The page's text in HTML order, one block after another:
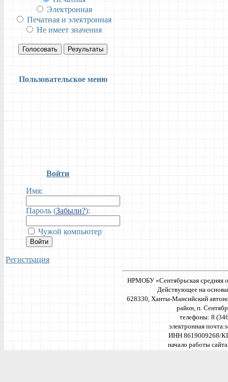
Электронная
Печатная и электронная
Не имеет значения
Голосовать Результаты
Пользовательское меню
Войти
Имя:
Пароль (Забыли?):
Чужой компьютер
Войти
Регистрация
НРМОБУ «Сентябрьская средняя
Действующее на
628330, Ханты-Мансийский
район, п.
телефоны: 8
электронная почта:
ИНН 8619009268/
начало работы